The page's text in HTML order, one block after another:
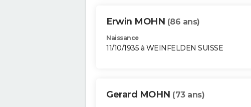
Erwin MOHN (86 ans)
Naissance
11/10/1935 à WEINFELDEN SUISSE
Gerard MOHN (73 ans)